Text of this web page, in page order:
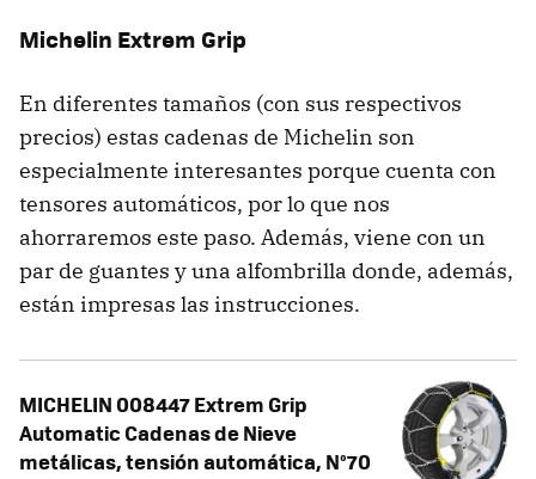
Michelin Extrem Grip
En diferentes tamaños (con sus respectivos
precios) estas cadenas de Michelin son
especialmente interesantes porque cuenta con
tensores automáticos, por lo que nos
ahorraremos este paso. Además, viene con un
par de guantes y una alfombrilla donde, además,
están impresas las instrucciones.
MICHELIN 008447 Extrem Grip
Automatic Cadenas de Nieve
metálicas, tensión automática, N°70